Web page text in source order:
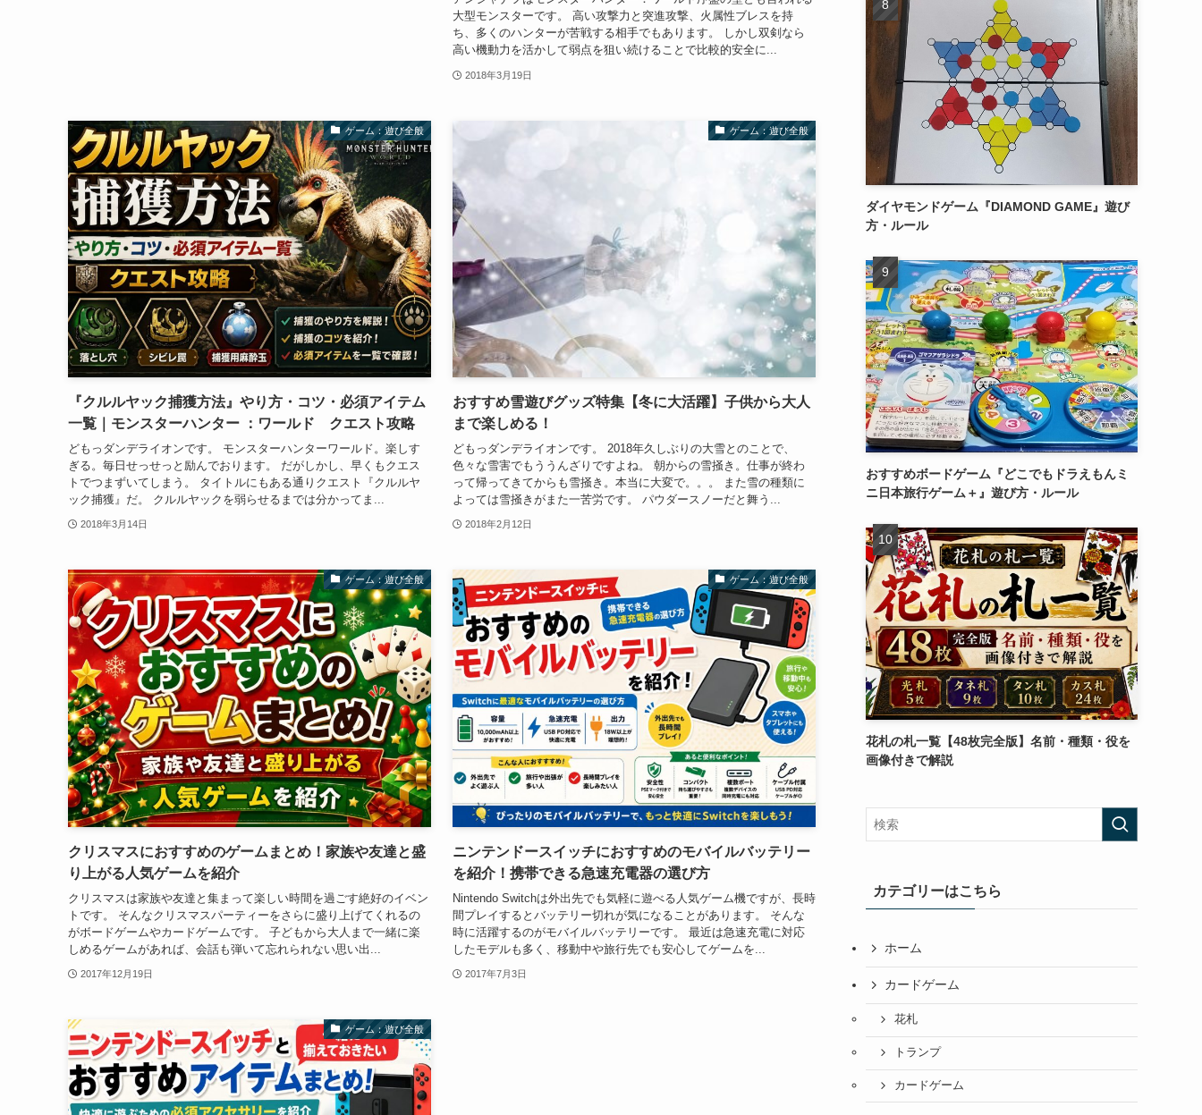
大型モンスターです。 高い攻撃力と突進攻撃、火属性ブレスを持
ち、多くのハンターが苦戦する相手でもあります。 しかし双剣なら
高い機動力を活かして弱点を狙い続けることで比較的安全に...
2018年3月19日
ゲーム：遊び全般
『クルルヤック捕獲方法』やり方・コツ・必須アイテム
一覧｜モンスターハンター ：ワールド クエスト攻略
どもっダンデライオンです。 モンスターハンターワールド。楽しす
ぎる。毎日せっせっと励んでおります。 だがしかし、早くもクエス
トでつまずいてしまう。 タイトルにもある通りクエスト『クルルヤ
ック捕獲』だ。 クルルヤックを弱らせるまでは分かってま...
2018年3月14日
ゲーム：遊び全般
おすすめ雪遊びグッズ特集【冬に大活躍】子供から大人
まで楽しめる！
どもっダンデライオンです。 2018年久しぶりの大雪とのことで、
色々な雪害でもううんざりですよね。 朝からの雪掻き。仕事が終わ
って帰ってきてからも雪掻き。本当に大変で。。。 また雪の種類に
よっては雪掻きがまた一苦労です。 パウダースノーだと舞う...
2018年2月12日
ゲーム：遊び全般
クリスマスにおすすめのゲームまとめ！家族や友達と盛
り上がる人気ゲームを紹介
クリスマスは家族や友達と集まって楽しい時間を過ごす絶好のイベン
トです。 そんなクリスマスパーティーをさらに盛り上げてくれるの
がボードゲームやカードゲームです。 子どもから大人まで一緒に楽
しめるゲームがあれば、会話も弾いて忘れられない思い出...
2017年12月19日
ゲーム：遊び全般
ニンテンドースイッチにおすすめのモバイルバッテリー
を紹介！携帯できる急速充電器の選び方
Nintendo Switchは外出先でも気軽に遊べる人気ゲーム機ですが、長時
間プレイするとバッテリー切れが気になることがあります。 そんな
時に活躍するのがモバイルバッテリーです。 最近は急速充電に対応
したモデルも多く、移動中や旅行先でも安心してゲームを...
2017年7月3日
ゲーム：遊び全般
ダイヤモンドゲーム『DIAMOND GAME』遊び
方・ルール
おすすめボードゲーム『どこでもドラえもんミ
ニ日本旅行ゲーム＋』遊び方・ルール
花札の札一覧【48枚完全版】名前・種類・役を
画像付きで解説
カテゴリーはこちら
ホーム
カードゲーム
花札
トランプ
カードゲーム